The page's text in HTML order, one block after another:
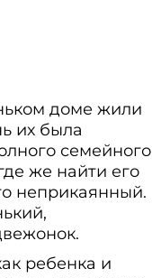
доме жили
их была
семейного
же найти его
неприкаянный.
ребенка и